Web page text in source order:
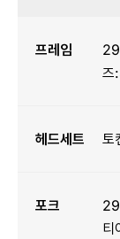
프레임
즈
헤드세트 토
포크
티